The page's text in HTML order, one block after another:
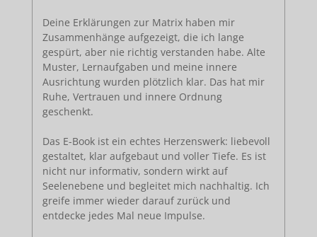
Deine Erklärungen zur Matrix haben mir
Zusammenhänge aufgezeigt, die ich lange
gespürt, aber nie richtig verstanden habe. Alte
Muster, Lernaufgaben und meine innere
Ausrichtung wurden plötzlich klar. Das hat mir
Ruhe, Vertrauen und innere Ordnung
geschenkt.
Das E-Book ist ein echtes Herzenswerk: liebevoll
gestaltet, klar aufgebaut und voller Tiefe. Es ist
nicht nur informativ, sondern wirkt auf
Seelenebene und begleitet mich nachhaltig. Ich
greife immer wieder darauf zurück und
entdecke jedes Mal neue Impulse.